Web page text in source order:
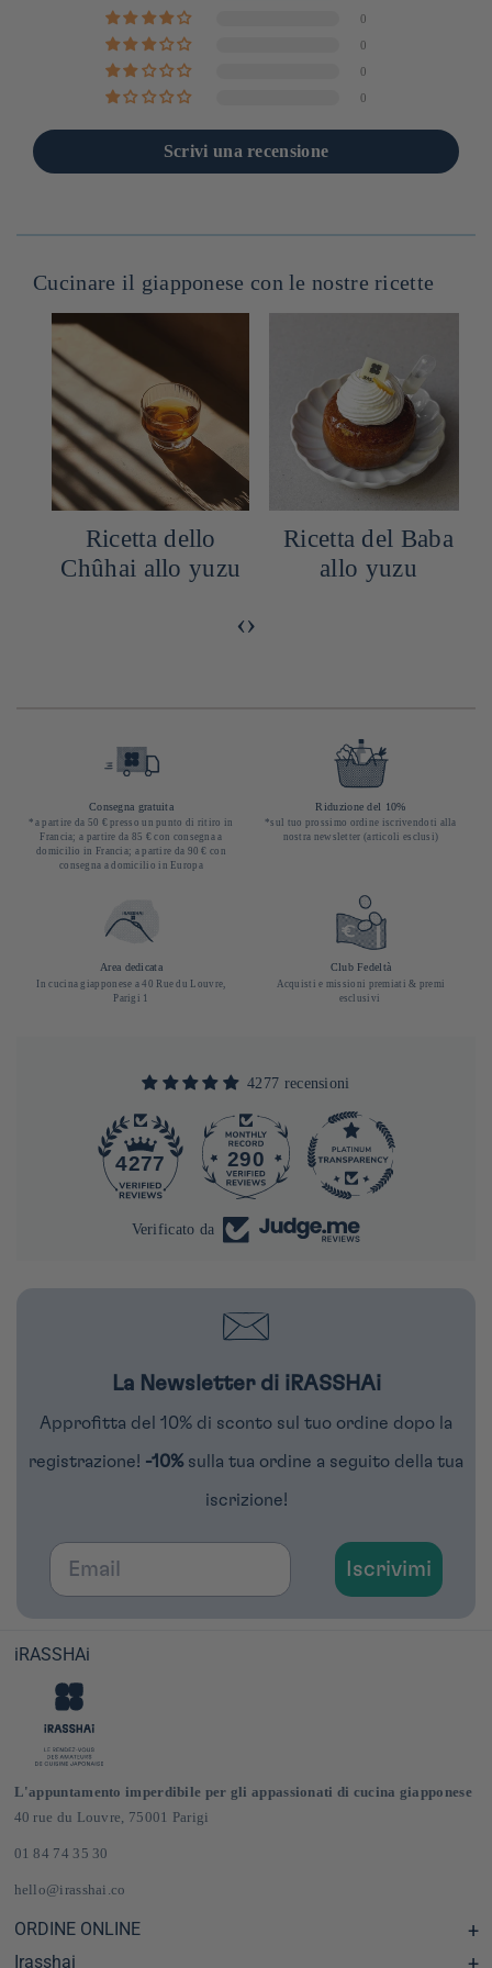
0
0
0
0
Scrivi una recensione
Cucinare il giapponese con le nostre ricette
Ricetta dello
Chûhai allo yuzu
Ricetta del Baba
allo yuzu
‹›
Consegna gratuita
*a partire da 50 € presso un punto di ritiro in
Francia; a partire da 85 € con consegna a
domicilio in Francia; a partire da 90 € con
consegna a domicilio in Europa
Riduzione del 10%
*sul tuo prossimo ordine iscrivendoti alla
nostra newsletter (articoli esclusi)
Area dedicata
In cucina giapponese a 40 Rue du Louvre,
Parigi 1
Club Fedeltà
Acquisti e missioni premiati & premi
esclusivi
4277 recensioni
4277 290
Verificato da
La Newsletter di iRASSHAi
Approfitta del 10% di sconto sul tuo ordine dopo la
registrazione! -10% sulla tua ordine a seguito della tua
iscrizione!
Email
Iscrivimi
iRASSHAi
L'appuntamento imperdibile per gli appassionati di cucina giapponese
40 rue du Louvre, 75001 Parigi
01 84 74 35 30
hello@irasshai.co
ORDINE ONLINE
Centro assistenza e Domande frequenti
Irasshai